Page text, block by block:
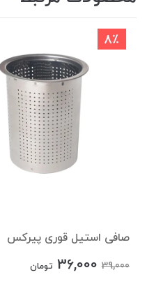
8٪
صافی استیل قوری پیرکس
39,000
36,000 تومان